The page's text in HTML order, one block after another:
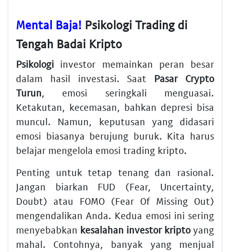
Mental Baja! Psikologi Trading di
Tengah Badai Kripto
Psikologi investor memainkan peran besar
dalam hasil investasi. Saat Pasar Crypto
Turun, emosi seringkali menguasai.
Ketakutan, kecemasan, bahkan depresi bisa
muncul. Namun, keputusan yang didasari
emosi biasanya berujung buruk. Kita harus
belajar mengelola emosi trading kripto.
Penting untuk tetap tenang dan rasional.
Jangan biarkan FUD (Fear, Uncertainty,
Doubt) atau FOMO (Fear Of Missing Out)
mengendalikan Anda. Kedua emosi ini sering
menyebabkan kesalahan investor kriptoyang
mahal. Contohnya, banyak yang menjual